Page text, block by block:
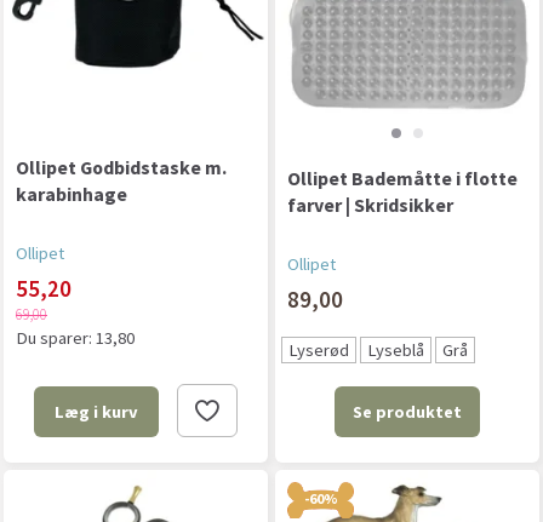
Ollipet Godbidstaske m.
karabinhage
Ollipet
55,20
69,00
Du sparer: 13,80
Læg i kurv
Ollipet Bademåtte i flotte
farver | Skridsikker
Ollipet
89,00
Lyserød Lyseblå Grå
Se produktet
-60%